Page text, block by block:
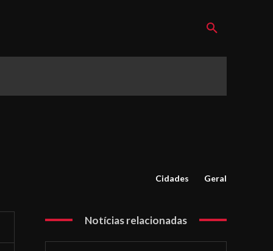
Cidades Geral
Notícias relacionadas